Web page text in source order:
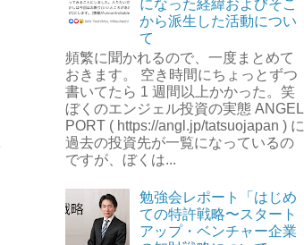
になった経緯およびそこ
から派生した活動につい
て
頻繁に聞かれるので、一度まとめて
おきます。 空き時間にちょっとずつ
書いてたら 1 週間以上かかった。笑
ぼくのエンジェル投資の実態 ANGEL
PORT ( https://angl.jp/tatsuojapan ) に
過去の投資先が一覧になっているの
ですが、ぼくは...
勉強会レポート「はじめ
ての特許戦略〜スタート
アップ・ベンチャー企業